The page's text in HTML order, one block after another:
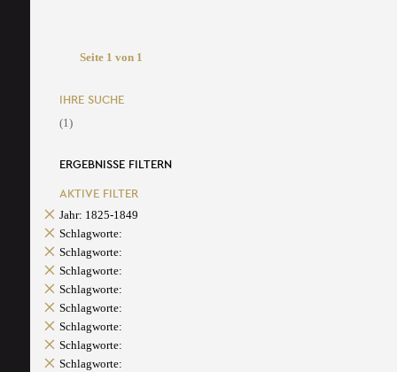
Seite 1 von 1
IHRE SUCHE
(1)
ERGEBNISSE FILTERN
AKTIVE FILTER
Jahr: 1825-1849
Schlagworte:
Schlagworte:
Schlagworte:
Schlagworte:
Schlagworte:
Schlagworte:
Schlagworte:
Schlagworte: